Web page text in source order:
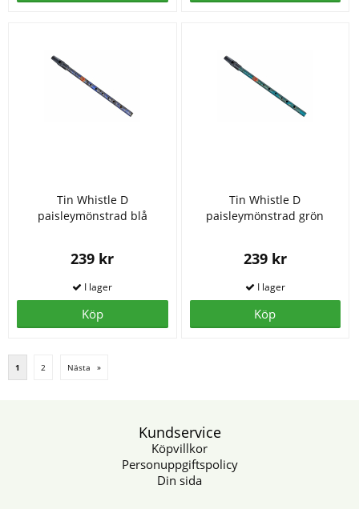
Tin Whistle D
paisleymönstrad blå
239 kr
Köp
Tin Whistle D
paisleymönstrad grön
239 kr
Köp
1 2 Nästa »
Kundservice
Köpvillkor
Personuppgiftspolicy
Din sida